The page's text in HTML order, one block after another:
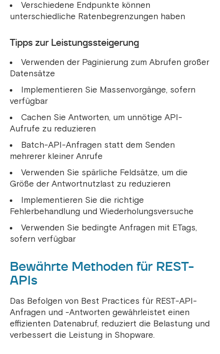
Verschiedene Endpunkte können
unterschiedliche Ratenbegrenzungen haben
Tipps zur Leistungssteigerung
Verwenden der Paginierung zum Abrufen großer
Datensätze
Implementieren Sie Massenvorgänge, sofern
verfügbar
Cachen Sie Antworten, um unnötige API-
Aufrufe zu reduzieren
Batch-API-Anfragen statt dem Senden
mehrerer kleiner Anrufe
Verwenden Sie spärliche Feldsätze, um die
Größe der Antwortnutzlast zu reduzieren
Implementieren Sie die richtige
Fehlerbehandlung und Wiederholungsversuche
Verwenden Sie bedingte Anfragen mit ETags,
sofern verfügbar
Bewährte Methoden für REST-
APIs
Das Befolgen von Best Practices für REST-API-
Anfragen und -Antworten gewährleistet einen
effizienten Datenabruf, reduziert die Belastung und
verbessert die Leistung in Shopware.